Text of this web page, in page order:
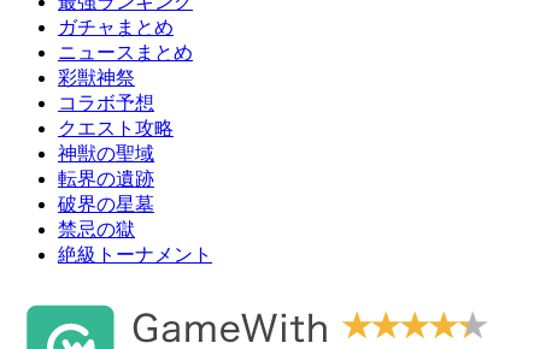
ガチャまとめ
ニュースまとめ
彩獣神祭
コラボ予想
クエスト攻略
神獣の聖域
転界の遺跡
破界の星墓
禁忌の獄
絶級トーナメント